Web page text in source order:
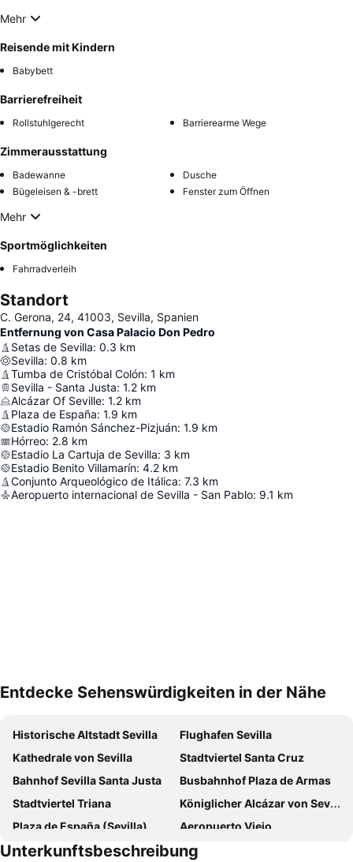
Mehr
Reisende mit Kindern
Babybett
Barrierefreiheit
Rollstuhlgerecht Barrierearme Wege
Zimmerausstattung
Badewanne
Dusche
Bügeleisen & -brett
Fenster zum Öffnen
Mehr
Sportmöglichkeiten
Fahrradverleih
Standort
C. Gerona, 24, 41003, Sevilla, Spanien
Entfernung von Casa Palacio Don Pedro
Setas de Sevilla: 0.3 km
Sevilla: 0.8 km
Tumba de Cristóbal Colón: 1 km
Sevilla - Santa Justa: 1.2 km
Alcázar Of Seville: 1.2 km
Plaza de España: 1.9 km
Estadio Ramón Sánchez-Pizjuán: 1.9 km
Hórreo: 2.8 km
Estadio La Cartuja de Sevilla: 3 km
Estadio Benito Villamarín: 4.2 km
Conjunto Arqueológico de Itálica: 7.3 km
Aeropuerto internacional de Sevilla - San Pablo: 9.1 km
Entdecke Sehenswürdigkeiten in der Nähe
Historische Altstadt Sevilla
Flughafen Sevilla
Kathedrale von Sevilla
Stadtviertel Santa Cruz
Bahnhof Sevilla Santa Justa
Busbahnhof Plaza de Armas
Stadtviertel Triana
Königlicher Alcázar von Sevilla
Plaza de España (Sevilla)
Aeropuerto Viejo
Giralda
Arenal
Unterkunftsbeschreibung